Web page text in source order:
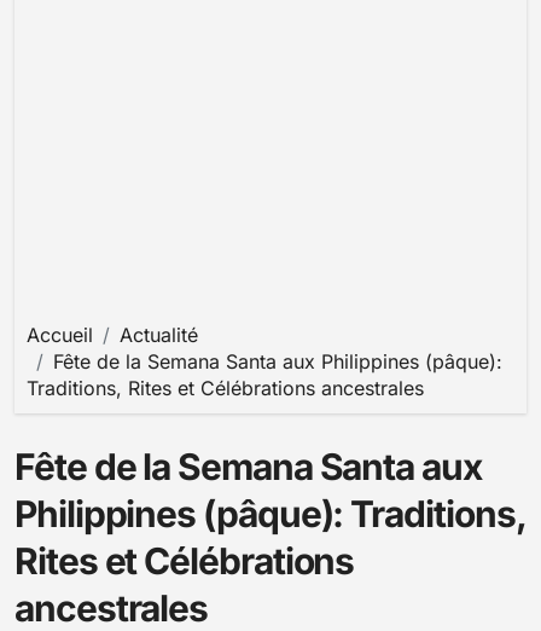
Accueil
Actualité
Fête de la Semana Santa aux Philippines (pâque):
Traditions, Rites et Célébrations ancestrales
Fête de la Semana Santa aux
Philippines (pâque): Traditions,
Rites et Célébrations
ancestrales